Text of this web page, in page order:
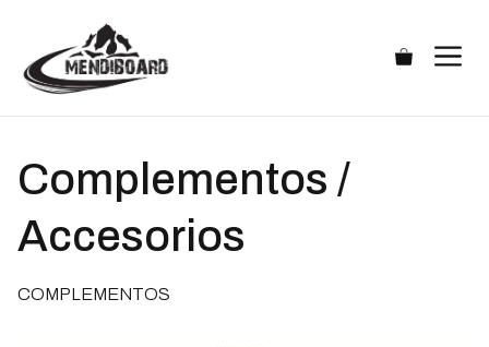
contenido
Complementos /
Accesorios
COMPLEMENTOS